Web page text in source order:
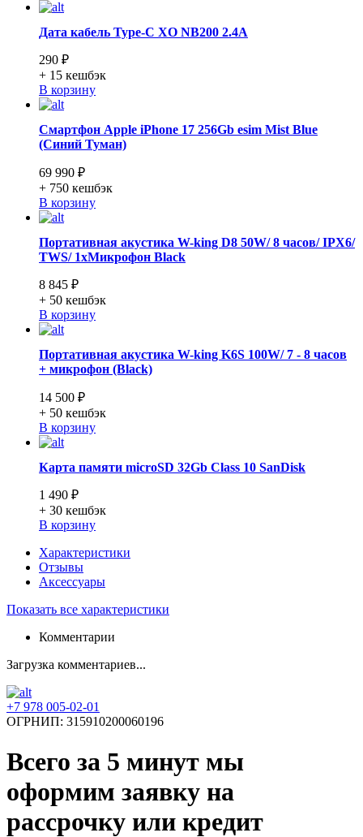
Дата кабель Type-C XO NB200 2.4A
290 ₽
+ 15 кешбэк
В корзину
Смартфон Apple iPhone 17 256Gb esim Mist Blue
(Синий Туман)
69 990 ₽
+ 750 кешбэк
В корзину
Портативная акустика W-king D8 50W/ 8 часов/ IPX6/
TWS/ 1xМикрофон Black
8 845 ₽
+ 50 кешбэк
В корзину
Портативная акустика W-king K6S 100W/ 7 - 8 часов
+ микрофон (Black)
14 500 ₽
+ 50 кешбэк
В корзину
Карта памяти microSD 32Gb Class 10 SanDisk
1 490 ₽
+ 30 кешбэк
В корзину
Характеристики
Отзывы
Аксессуары
Показать все характеристики
Комментарии
Загрузка комментариев...
+7 978 005-02-01
ОГРНИП: 315910200060196
Всего за 5 минут мы
оформим заявку на
рассрочку или кредит